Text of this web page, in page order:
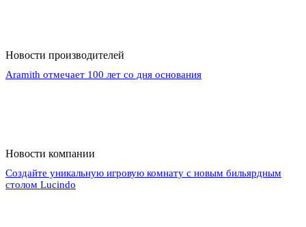
Новости производителей
Aramith отмечает 100 лет со дня основания
Новости компании
Создайте уникальную игровую комнату с новым бильярдным
столом Lucindo